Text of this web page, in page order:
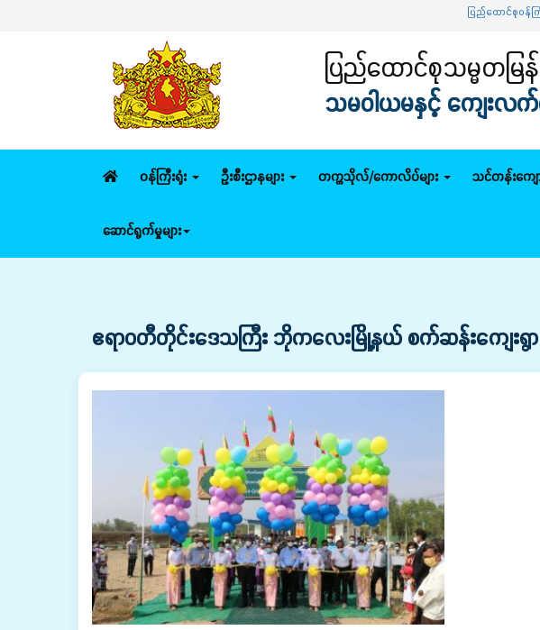
ပြည်ထောင်စုဝန်ကြီး ဦးမျိုးဇော်သိ
ပြည်ထောင်စုသမ္မတမြ
သမဝါယမနှင့် ကျေးလက်ဖွံ့
ဝန်ကြီးရုံး ဦးစီးဌာနများ တက္ကသိုလ်/ကောလိပ်များ သင်တန်းကျော
ဆောင်ရွက်မှုများ
ဧရာဝတီတိုင်းဒေသကြီး ဘိုကလေးမြို့နယ် စက်ဆန်းကျေးရွာ